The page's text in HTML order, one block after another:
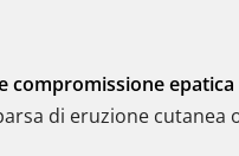
compromissione epatica
di eruzione cutanea